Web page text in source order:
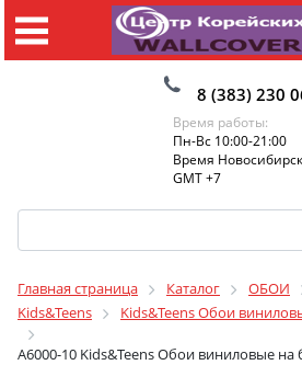
8 (383) 230
Время работы:
Пн-Вс 10:00-21:00
Время
GMT +7
Главная страница Каталог ОБОИ
Kids&Teens
Kids&Teens Обои
A6000-10 Kids&Teens Обои виниловые